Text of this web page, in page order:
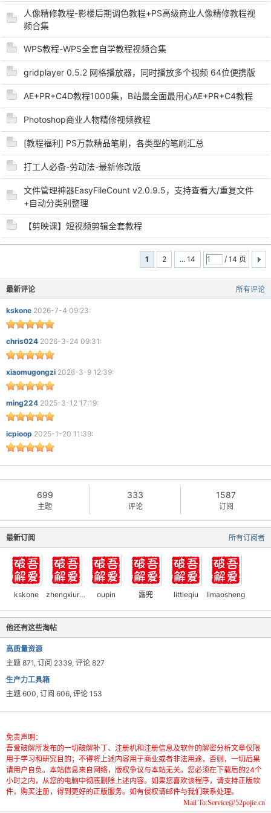
人像精修教程-影楼后期调色教程+PS高级商业人像精修教程视
频合集
WPS教程-WPS全套自学教程视频合集
gridplayer 0.5.2 网格播放器，同时播放多个视频 64位便携版
AE+PR+C4D教程1000集，B站最全面最用心AE+PR+C4教程
Photoshop商业人物精修视频教程
[教程福利] PS万款精品笔刷，各类型的笔刷汇总
打工人必备-劳动法-最新修改版
文件管理神器EasyFileCount v2.0.9.5，支持查看大/重复文件
+自动分类别整理
【剪映课】短视频剪辑全套教程
1 2 ... 14 / 14 页
所有评论
最新评论
kskone 2026-7-4 09:23:
chris024 2026-3-24 09:31:
xiaomugongzi 2026-3-9 12:39:
ming224 2025-3-12 17:19:
icpioop 2025-1-20 11:39:
699
主题
333
评论
1587
订阅
所有订阅者
最新订阅
kskone zhengxiurong oupin 露兜 littleqiu limaosheng
他还有这些淘帖
高质量资源
主题 871, 订阅 2339, 评论 827
生产力工具箱
主题 600, 订阅 606, 评论 153
免责声明：
吾爱破解所发布的一切破解补丁、注册机和注册信息及软件的解密分析文章仅限
用于学习和研究目的；不得将上述内容用于商业或者非法用途，否则，一切后果
请用户自负。本站信息来自网络，版权争议与本站无关。您必须在下载后的24个
小时之内，从您的电脑中彻底删除上述内容。如果您喜欢该程序，请支持正版软
件，购买注册，得到更好的正版服务。如有侵权请邮件与我们联系处理。
Mail To:Service@52pojie.cn